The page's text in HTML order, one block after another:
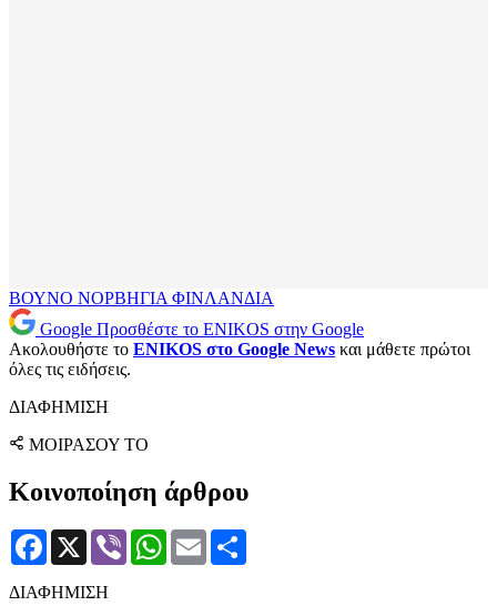
ΒΟΥΝΟ ΝΟΡΒΗΓΙΑ ΦΙΝΛΑΝΔΙΑ
Google Προσθέστε το ENIKOS στην Google
Ακολουθήστε το ENIKOS στο Google News και μάθετε πρώτοι
όλες τις ειδήσεις.
ΔΙΑΦΗΜΙΣΗ
ΜΟΙΡΑΣΟΥ ΤΟ
Κοινοποίηση άρθρου
Facebook
X Viber WhatsApp
Email
ΔΙΑΦΗΜΙΣΗ